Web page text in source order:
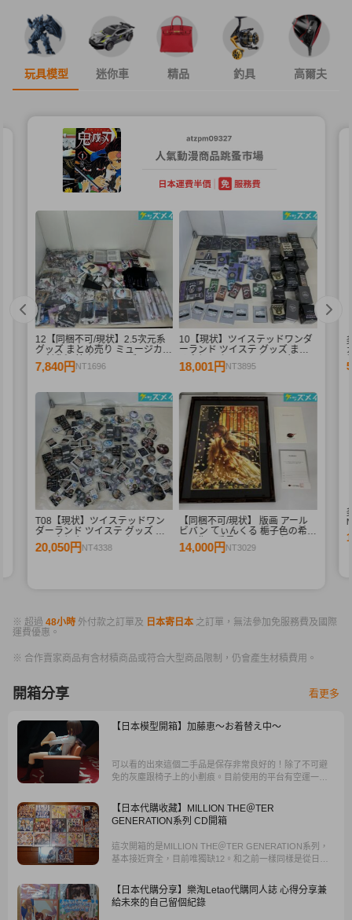
玩具模型 迷你車 精品 釣具 高爾夫
12【同梱不可/現状】2.5次元系
グッズ まとめ売り ミュージカル
刀剣乱舞 等 缶バッジ ブルーレ
イ 他
7,840円 NT1696
10【現状】ツイステッドワンダ
ーランド ツイステ グッズ まと
め売り アクリルスタンド 缶バッ
ジ アクリルキーホルダー 他
18,001円 NT3895
T08【現状】ツイステッドワン
ダーランド ツイステ グッズ ま
とめ売り 缶バッジ アクリルコー
スター ミニアクリルスタンド 他
20,050円 NT4338
【同梱不可/現状】 版画 アール
ビバン てぃんくる 梔子色の希
C/E 作品番号 50/50 / ミクスドメ
ディア
14,000円 NT3029
※ 超過 48小時 外付款之訂單及 日本寄日本 之訂單，無法參加免服務費及國際
運費優惠。
※ 合作賣家商品有含材積商品或符合大型商品限制，仍會產生材積費用。
開箱分享 看更多
【日本模型開箱】加藤恵～お着替え中～
可以看的出來這個二手品是保存非常良好的！除了不可避
免的灰塵跟椅子上的小劃痕。目前使用的平台有空運一次
【日本代購收藏】MILLION THE＠TER
GENERATION系列 CD開箱
這次開箱的是MILLION THE＠TER GENERATION系列，
基本接近齊全，目前唯獨缺12。和之前一樣同樣是從日本
有強迫症，收集CD或BD之類的時候，通常都喜歡把一整個
系列收齊
【日本代購分享】樂淘Letao代購同人誌 心得分享兼
給未來的自己留個紀錄